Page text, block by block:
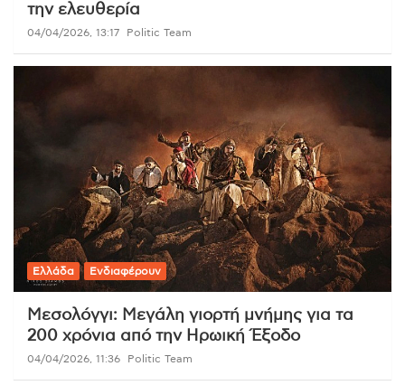
την ελευθερία
04/04/2026, 13:17 Politic Team
Ελλάδα Ενδιαφέρουν
Μεσολόγγι: Μεγάλη γιορτή μνήμης για τα
200 χρόνια από την Ηρωική Έξοδο
04/04/2026, 11:36 Politic Team